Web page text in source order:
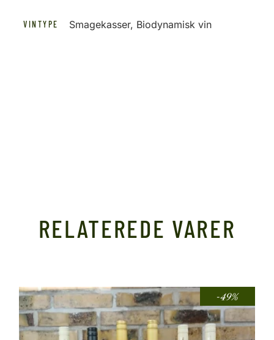
VINTYPE Smagekasser, Biodynamisk vin
RELATEREDE VARER
-49%